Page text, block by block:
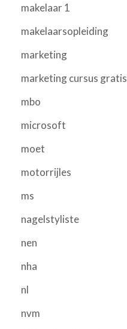
makelaar 1
makelaarsopleiding
marketing
marketing cursus gratis
mbo
microsoft
moet
motorrijles
ms
nagelstyliste
nen
nha
nl
nvm